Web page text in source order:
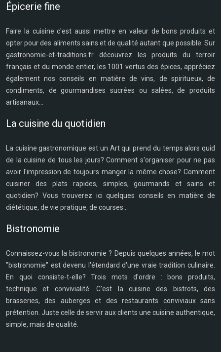
Épicerie fine
Faire la cuisine c'est aussi mettre en valeur de bons produits et
opter pour des aliments sains et de qualité autant que possible. Sur
gastronomie-et-traditions.fr découvrez les produits du terroir
français et du monde entier, les 1001 vertus des épices, appréciez
également nos conseils en matière de vins, de spiritueux, de
condiments, de gourmandises sucrées ou salées, de produits
artisanaux...
La cuisine du quotidien
La cuisine gastronomique est un Art qui prend du temps alors quid
de la cuisine de tous les jours? Comment s'organiser pour ne pas
avoir l'impression de toujours manger la même chose? Comment
cuisiner des plats rapides, simples, gourmands et sains et
quotidien? Vous trouverez ici quelques conseils en matière de
diététique, de vie pratique, de courses...
Bistronomie
Connaissez-vous la bistronomie ? Depuis quelques années, le mot
"bistronomie" est devenu l'étendard d'une vraie tradition culinaire.
En quoi consiste-t-elle? Trois mots d'ordre : bons produits,
technique et convivialité. C'est la cuisine des bistrots, des
brasseries, des auberges et des restaurants conviviaux sans
prétention. Juste celle de servir aux clients une cuisine authentique,
simple, mais de qualité.